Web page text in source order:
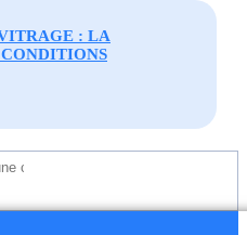
: LA